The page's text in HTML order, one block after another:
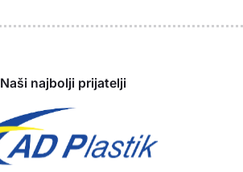
Naši najbolji prijatelji